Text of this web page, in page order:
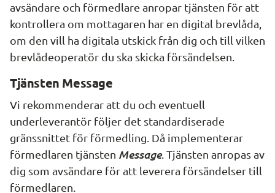
avsändare och förmedlare anropar tjänsten för att
kontrollera om mottagaren har en digital brevlåda,
om den vill ha digitala utskick från dig och till vilken
brevlådeoperatör du ska skicka försändelsen.
Tjänsten Message
Vi rekommenderar att du och eventuell
underleverantör följer det standardiserade
gränssnittet för förmedling. Då implementerar
förmedlaren tjänsten Message. Tjänsten anropas av
dig som avsändare för att leverera försändelser till
förmedlaren.